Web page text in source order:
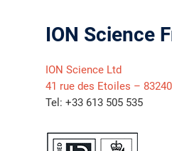
ION Science
ION Science Ltd
41 rue des Etoiles –
Tel: +33 613 505 535